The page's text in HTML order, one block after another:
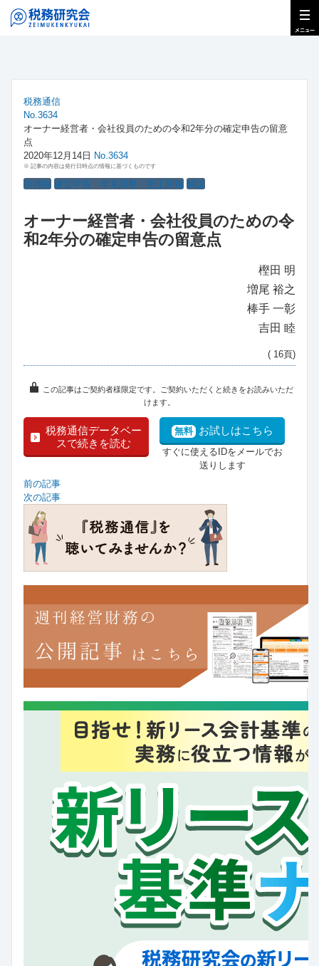
税務通信
No.3634
オーナー経営者・会社役員のための令和2年分の確定申告の留意
点
2020年12月14日 No.3634
※ 記事の内容は発行日時点の情報に基づくものです
所得税 確定申告・年末調整・更正関係 解説
オーナー経営者・会社役員のための令
和2年分の確定申告の留意点
樫田 明
増尾 裕之
棒手 一彰
吉田 睦
( 16頁)
この記事はご契約者様限定です。ご契約いただくと続きをお読みいただ
けます。
税務通信データベー
スで続きを読む
無料 お試しはこちら
すぐに使えるIDをメールでお
送りします
前の記事
次の記事